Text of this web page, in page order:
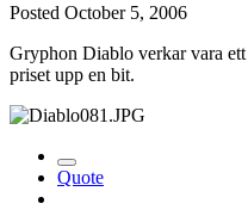
Posted October 5, 2006
Gryphon Diablo verkar vara
priset upp en bit.
Quote